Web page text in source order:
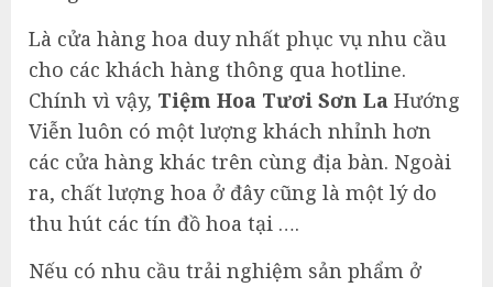
Là cửa hàng hoa duy nhất phục vụ nhu cầu
cho các khách hàng thông qua hotline.
Chính vì vậy, Tiệm Hoa Tươi Sơn La Hướng
Viễn luôn có một lượng khách nhỉnh hơn
các cửa hàng khác trên cùng địa bàn. Ngoài
ra, chất lượng hoa ở đây cũng là một lý do
thu hút các tín đồ hoa tại ….
Nếu có nhu cầu trải nghiệm sản phẩm ở